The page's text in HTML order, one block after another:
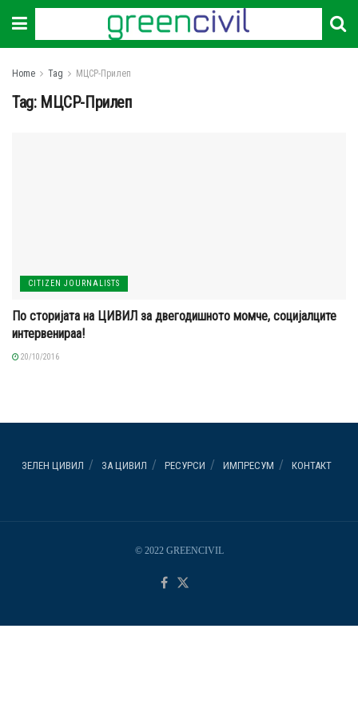
Home Tag МЦСР-Прилеп
Tag: МЦСР-Прилеп
CITIZEN JOURNALISTS
По сторијата на ЦИВИЛ за двегодишното момче, социјалците
интервенираа!
20/10/2016
ЗЕЛЕН ЦИВИЛ ЗА ЦИВИЛ РЕСУРСИ ИМПРЕСУМ КОНТАКТ
© 2022 GREENCIVIL